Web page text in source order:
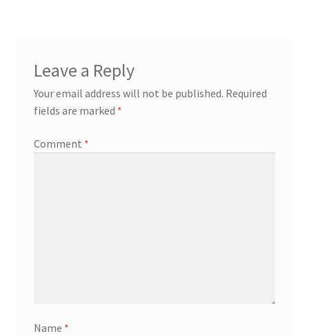
Leave a Reply
Your email address will not be published. Required
fields are marked *
Comment *
Name *